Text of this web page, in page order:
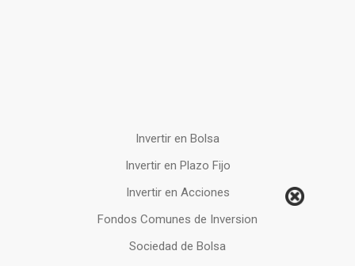
Invertir en Bolsa
Invertir en Plazo Fijo
Invertir en Acciones
Fondos Comunes de Inversion
Sociedad de Bolsa